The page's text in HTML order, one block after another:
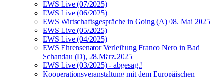
EWS Live (07/2025)
EWS Live (06/2025)
EWS Wirtschaftsgespräche in Going (A) 08. Mai 2025
EWS Live (05/2025)
EWS Live (04/2025)
EWS Ehrensenator Verleihung Franco Nero in Bad
Schandau (D), 28.März.2025
EWS Live (03/2025) - abgesagt!
Kooperationsveranstaltung mit dem Europäischen